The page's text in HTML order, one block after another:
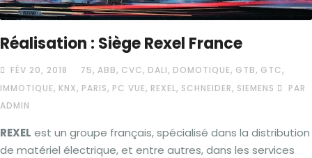
Réalisation : Siège Rexel France
FÉV 20, 2018 75, ABB, CVC, DALI, DOMOTIQUE, GTB, GTC,
IMMOTIQUE, KNX, PARIS, PC VUE, REXEL, SCHNEIDER, SIEMENS
PAR
ADMIN
REXEL est un groupe français, spécialisé dans la distribution
de matériel électrique, et entre autres, dans les services